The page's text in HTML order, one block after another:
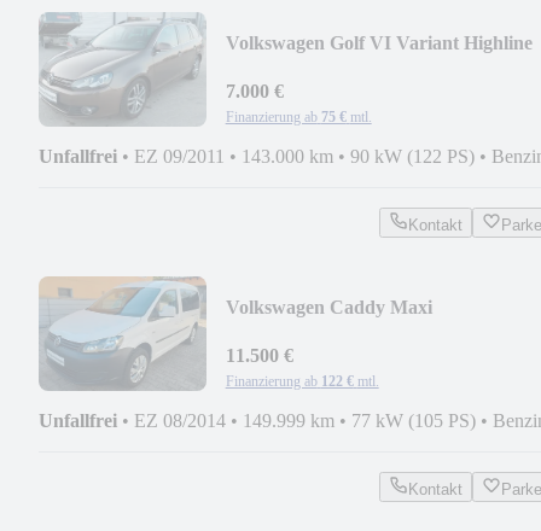
Volkswagen Golf VI Variant Highline
7.000 €
Finanzierung ab 75 € mtl.
Unfallfrei • EZ 09/2011 • 143.000 km • 90 kW (122 PS) •
Kontakt
Volkswagen Caddy Maxi
11.500 €
Finanzierung ab 122 € mtl.
Unfallfrei • EZ 08/2014 • 149.999 km • 77 kW (105 PS) •
Kontakt